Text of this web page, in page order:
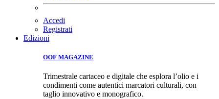
Accedi
Registrati
Edizioni
OOF MAGAZINE
Trimestrale cartaceo e digitale che esplora l’olio e i
condimenti come autentici marcatori culturali, con
taglio innovativo e monografico.